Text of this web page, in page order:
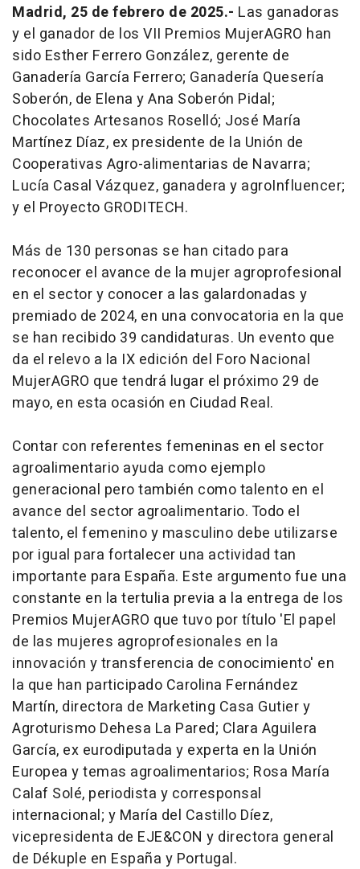
Madrid, 25 de febrero de 2025.- Las ganadoras
y el ganador de los VII Premios MujerAGRO han
sido Esther Ferrero González, gerente de
Ganadería García Ferrero; Ganadería Quesería
Soberón, de Elena y Ana Soberón Pidal;
Chocolates Artesanos Roselló; José María
Martínez Díaz, ex presidente de la Unión de
Cooperativas Agro-alimentarias de Navarra;
Lucía Casal Vázquez, ganadera y agroInfluencer;
y el Proyecto GRODITECH.
Más de 130 personas se han citado para
reconocer el avance de la mujer agroprofesional
en el sector y conocer a las galardonadas y
premiado de 2024, en una convocatoria en la que
se han recibido 39 candidaturas. Un evento que
da el relevo a la IX edición del Foro Nacional
MujerAGRO que tendrá lugar el próximo 29 de
mayo, en esta ocasión en Ciudad Real.
Contar con referentes femeninas en el sector
agroalimentario ayuda como ejemplo
generacional pero también como talento en el
avance del sector agroalimentario. Todo el
talento, el femenino y masculino debe utilizarse
por igual para fortalecer una actividad tan
importante para España. Este argumento fue una
constante en la tertulia previa a la entrega de los
Premios MujerAGRO que tuvo por título 'El papel
de las mujeres agroprofesionales en la
innovación y transferencia de conocimiento' en
la que han participado Carolina Fernández
Martín, directora de Marketing Casa Gutier y
Agroturismo Dehesa La Pared; Clara Aguilera
García, ex eurodiputada y experta en la Unión
Europea y temas agroalimentarios; Rosa María
Calaf Solé, periodista y corresponsal
internacional; y María del Castillo Díez,
vicepresidenta de EJE&CON y directora general
de Dékuple en España y Portugal.